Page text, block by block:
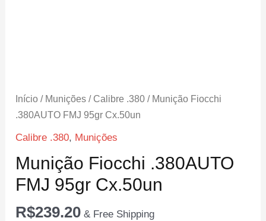
Início / Munições / Calibre .380 / Munição Fiocchi
.380AUTO FMJ 95gr Cx.50un
Calibre .380, Munições
Munição Fiocchi .380AUTO
FMJ 95gr Cx.50un
R$239.20 & Free Shipping